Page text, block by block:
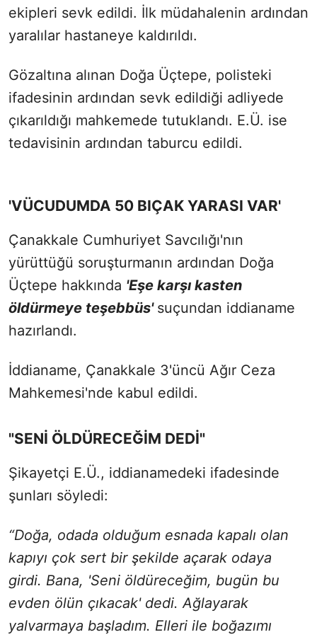
ekipleri sevk edildi. İlk müdahalenin ardından
yaralılar hastaneye kaldırıldı.
Gözaltına alınan Doğa Üçtepe, polisteki
ifadesinin ardından sevk edildiği adliyede
çıkarıldığı mahkemede tutuklandı. E.Ü. ise
tedavisinin ardından taburcu edildi.
'VÜCUDUMDA 50 BIÇAK YARASI VAR'
Çanakkale Cumhuriyet Savcılığı'nın
yürüttüğü soruşturmanın ardından Doğa
Üçtepe hakkında 'Eşe karşı kasten
öldürmeye teşebbüs' suçundan iddianame
hazırlandı.
İddianame, Çanakkale 3'üncü Ağır Ceza
Mahkemesi'nde kabul edildi.
"SENİ ÖLDÜRECEĞİM DEDİ"
Şikayetçi E.Ü., iddianamedeki ifadesinde
şunları söyledi:
“Doğa, odada olduğum esnada kapalı olan
kapıyı çok sert bir şekilde açarak odaya
girdi. Bana, 'Seni öldüreceğim, bugün bu
evden ölün çıkacak' dedi. Ağlayarak
yalvarmaya başladım. Elleri ile boğazımı